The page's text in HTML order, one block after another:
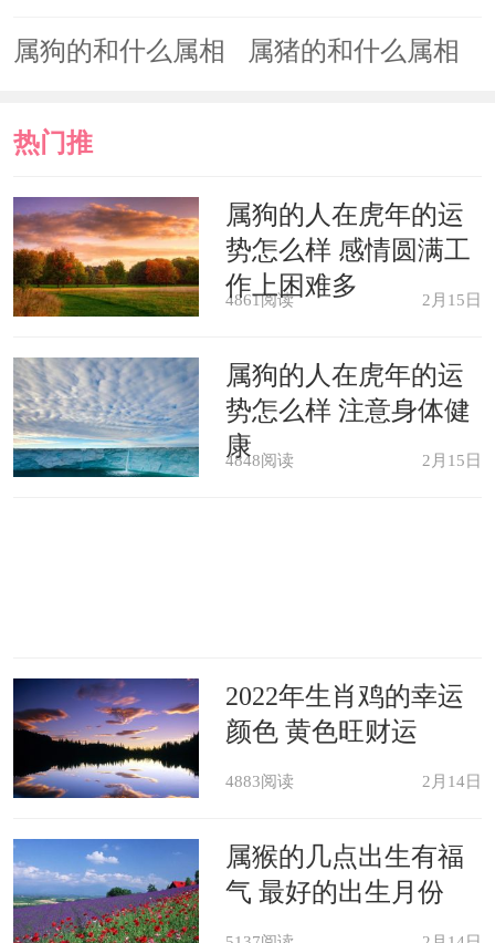
最配 最配
属狗的和什么属相 属猪的和什么属相
热门推
荐
属狗的人在虎年的运
势怎么样 感情圆满工
作上困难多
4861阅读 2月15日
属狗的人在虎年的运
势怎么样 注意身体健
康
4848阅读 2月15日
2022年生肖鸡的幸运
颜色 黄色旺财运
4883阅读 2月14日
属猴的几点出生有福
气 最好的出生月份